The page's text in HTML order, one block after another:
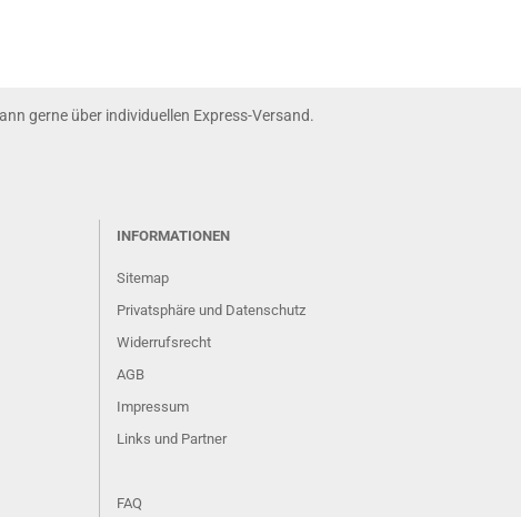
gerne über individuellen Express-Versand.
INFORMATIONEN
Sitemap
Privatsphäre und Datenschutz
Widerrufsrecht
AGB
Impressum
Links und Partner
FAQ